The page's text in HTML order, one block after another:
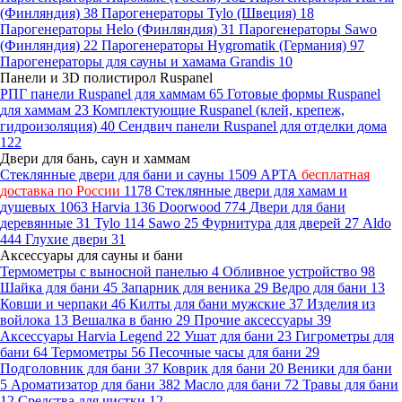
(Финляндия) 38 Парогенераторы Tylo (Швеция) 18
Парогенераторы Helo (Финляндия) 31 Парогенераторы Sawo
(Финляндия) 22 Парогенераторы Hygromatik (Германия) 97
Парогенераторы для сауны и хамама Grandis 10
Панели и 3D полистирол Ruspanel
РПГ панели Ruspanel для хаммам 65 Готовые формы Ruspanel
для хаммам 23 Комплектующие Ruspanel (клей, крепеж,
гидроизоляция) 40 Сендвич панели Ruspanel для отделки дома
122
Двери для бань, саун и хаммам
Стеклянные двери для бани и сауны 1509 АРТА бесплатная
доставка по России 1178 Стеклянные двери для хамам и
душевых 1063 Harvia 136 Doorwood 774 Двери для бани
деревянные 31 Tylo 114 Sawo 25 Фурнитура для дверей 27 Aldo
444 Глухие двери 31
Аксессуары для сауны и бани
Термометры с выносной панелью 4 Обливное устройство 98
Шайка для бани 45 Запарник для веника 29 Ведро для бани 13
Ковши и черпаки 46 Килты для бани мужские 37 Изделия из
войлока 13 Вешалка в баню 29 Прочие аксессуары 39
Аксессуары Harvia Legend 22 Ушат для бани 23 Гигрометры для
бани 64 Термометры 56 Песочные часы для бани 29
Подголовник для бани 37 Коврик для бани 20 Веники для бани
5 Ароматизатор для бани 382 Масло для бани 72 Травы для бани